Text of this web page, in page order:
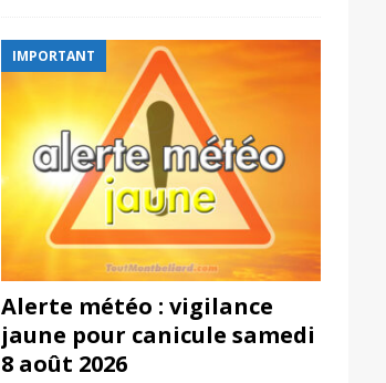
IMPORTANT
Alerte météo : vigilance
jaune pour canicule samedi
8 août 2026